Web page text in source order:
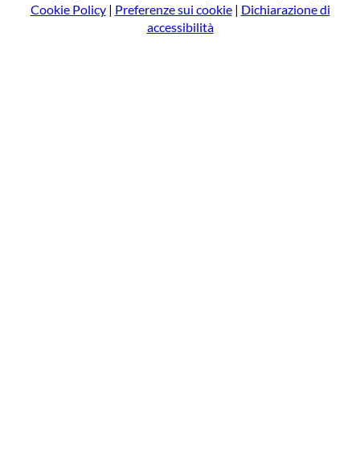
Cookie Policy| Preferenze sui cookie| Dichiarazione di
accessibilità